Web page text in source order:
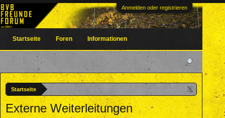
Anmelden oder registrieren
Startseite
Externe Weiterleitungen
Startseite Foren Informationen